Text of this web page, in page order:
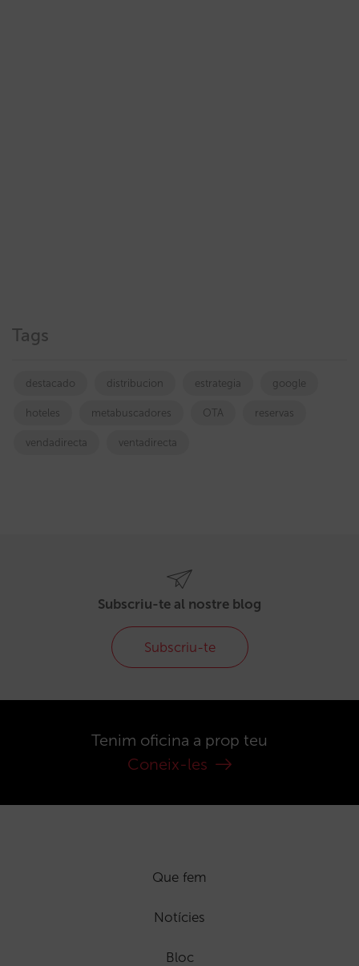
Tags
destacado distribucion estrategia google
hoteles metabuscadores OTA reservas
vendadirecta ventadirecta
Subscriu-te al nostre blog
Subscriu-te
Tenim oficina a prop teu
Coneix-les
Que fem
Notícies
Bloc